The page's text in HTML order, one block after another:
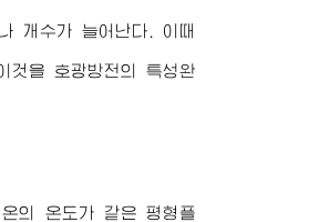
개수가 늘어난다. 이때
것을 호광방전의 특성완
의 온도가 같은 평형플